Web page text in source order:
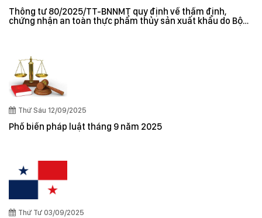
Thông tư 80/2025/TT-BNNMT quy định về thẩm định,
chứng nhận an toàn thực phẩm thủy sản xuất khẩu do Bộ
Thứ Sáu 12/09/2025
Phổ biến pháp luật tháng 9 năm 2025
Thứ Tư 03/09/2025